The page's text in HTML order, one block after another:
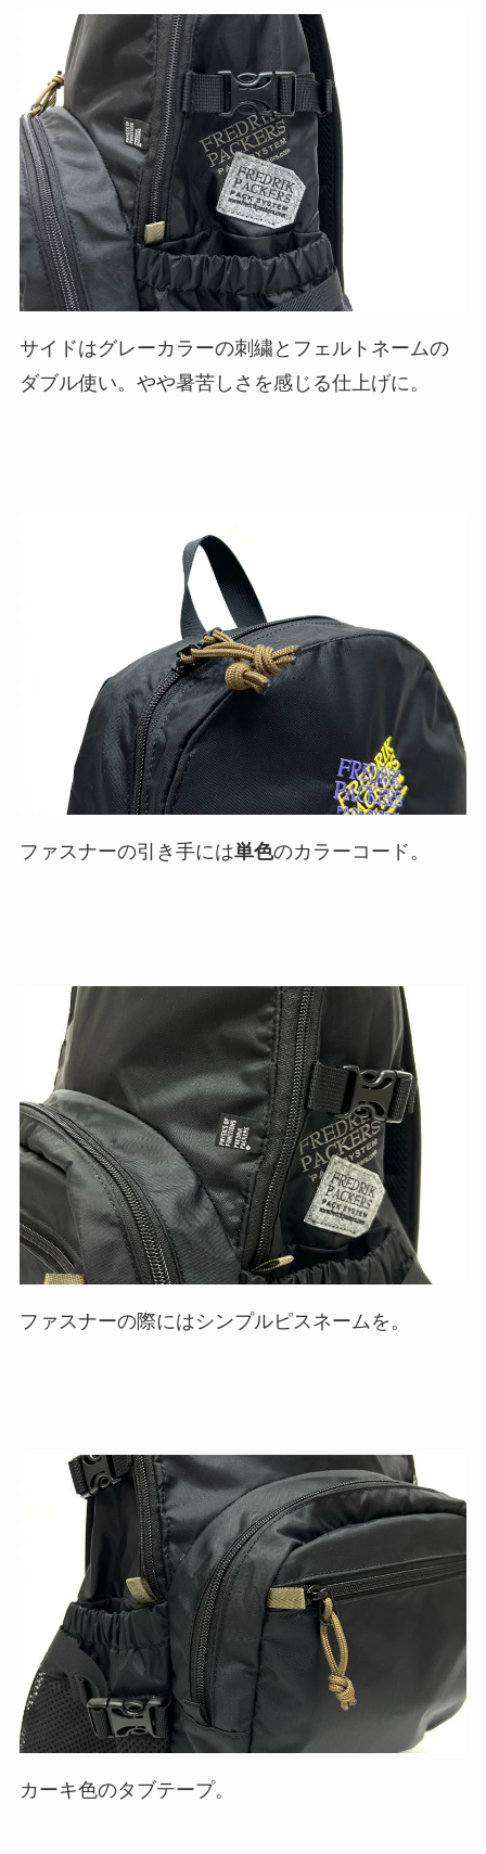
サイドはグレーカラーの刺繍とフェルトネームの
ダブル使い。やや暑苦しさを感じる仕上げに。
ファスナーの引き手には単色のカラーコード。
ファスナーの際にはシンプルピスネームを。
カーキ色のタブテープ。